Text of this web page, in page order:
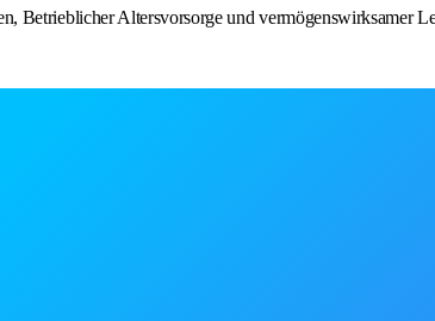
Betrieblicher Altersvorsorge und vermögenswirksamer